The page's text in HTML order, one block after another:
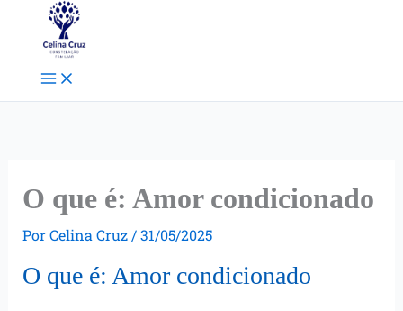
conteúdo
O que é: Amor condicionado
PorCelina Cruz/31/05/2025
O que é: Amor condicionado
Facebook